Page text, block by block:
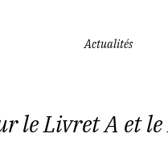
Actualités
le Livret A et